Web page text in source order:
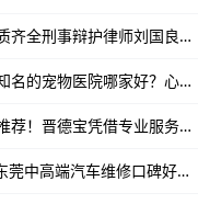
河北省衡水市资质齐全刑事辩护律师刘国良，实战经验丰富口碑好
南昌市红谷滩区知名的宠物医院哪家好？心视界动物医院是优选
全太原宝马专修推荐！晋德宝凭借专业服务与精湛技术，为您的爱车保驾护航
2026年7月广东东莞中高端汽车维修口碑好的，选丰汇汽车！